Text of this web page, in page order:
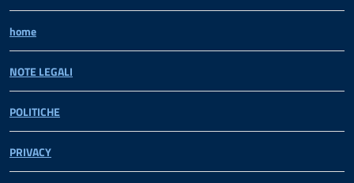
home
NOTE LEGALI
POLITICHE
PRIVACY